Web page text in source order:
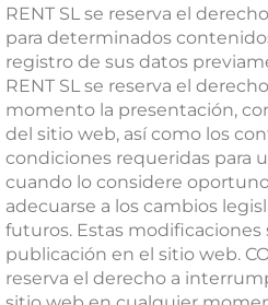
RENT SL se reserva el
para determinados
registro de sus datos
RENT SL se reserva el
momento la presentación,
del sitio web, así como los
condiciones requeridas para
cuando lo considere
adecuarse a los cambios
futuros. Estas modificaciones
publicación en el sitio web.
reserva el derecho a